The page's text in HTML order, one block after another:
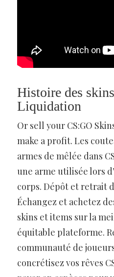
Histoire des
Liquidation
Or sell your CS:GO
make a profit. Les
armes de mêlée dans
une arme utilisée lors
corps. Dépôt et retrait
Échangez et achetez
skins et items sur la
équitable plateforme.
communauté de
concrétisez vos rêves